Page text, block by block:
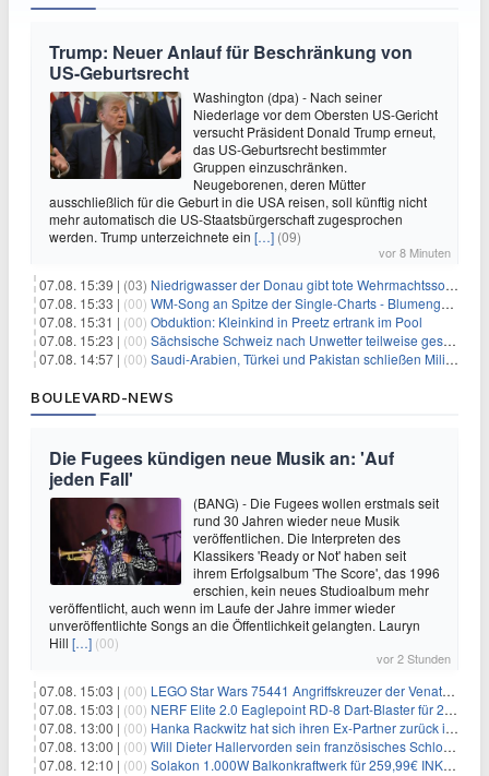
Trump: Neuer Anlauf für Beschränkung von
US-Geburtsrecht
Washington (dpa) - Nach seiner
Niederlage vor dem Obersten US-Gericht
versucht Präsident Donald Trump erneut,
das US-Geburtsrecht bestimmter
Gruppen einzuschränken.
Neugeborenen, deren Mütter
ausschließlich für die Geburt in die USA reisen, soll künftig nicht
mehr automatisch die US-Staatsbürgerschaft zugesprochen
werden. Trump unterzeichnete ein […] (09)
vor 8 Minuten
07.08. 15:39 | (03) Niedrigwasser der Donau gibt tote Wehrmachtssoldaten frei
07.08. 15:33 | (00) WM-Song an Spitze der Single-Charts - Blumengarten auf Platz zwei
07.08. 15:31 | (00) Obduktion: Kleinkind in Preetz ertrank im Pool
07.08. 15:23 | (00) Sächsische Schweiz nach Unwetter teilweise gesperrt
07.08. 14:57 | (00) Saudi-Arabien, Türkei und Pakistan schließen Militärbündnis
BOULEVARD-NEWS
Die Fugees kündigen neue Musik an: 'Auf
jeden Fall'
(BANG) - Die Fugees wollen erstmals seit
rund 30 Jahren wieder neue Musik
veröffentlichen. Die Interpreten des
Klassikers 'Ready or Not' haben seit
ihrem Erfolgsalbum 'The Score', das 1996
erschien, kein neues Studioalbum mehr
veröffentlicht, auch wenn im Laufe der Jahre immer wieder
unveröffentlichte Songs an die Öffentlichkeit gelangten. Lauryn
Hill […] (00)
vor 2 Stunden
07.08. 15:03 | (00) LEGO Star Wars 75441 Angriffskreuzer der Venator-Klasse für 50,25€
07.08. 15:03 | (00) NERF Elite 2.0 Eaglepoint RD-8 Dart-Blaster für 20,49€
07.08. 13:00 | (00) Hanka Rackwitz hat sich ihren Ex-Partner zurück ins Haus geholt
07.08. 13:00 | (00) Will Dieter Hallervorden sein französisches Schloss verkaufen?
07.08. 12:10 | (00) Solakon 1.000W Balkonkraftwerk für 259,99€ INKL. VERSAND! 800W Wechselrichter, bifazial